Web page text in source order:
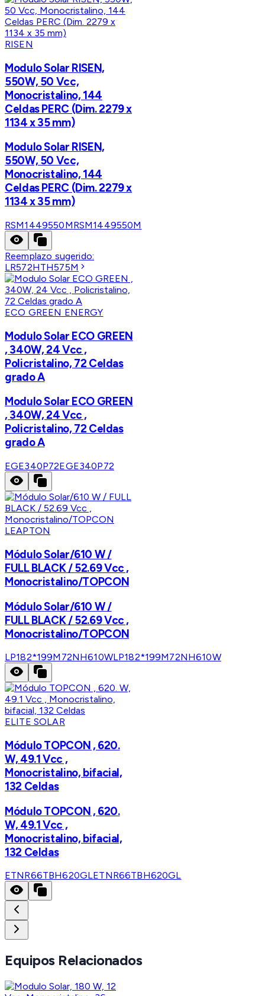
RISEN
Modulo Solar RISEN,
550W, 50 Vcc,
Monocristalino, 144
Celdas PERC (Dim. 2279 x
1134 x 35 mm)
Modulo Solar RISEN,
550W, 50 Vcc,
Monocristalino, 144
Celdas PERC (Dim. 2279 x
1134 x 35 mm)
RSM1449550MRSM1449550M
Reemplazo sugerido:
LR572HTH575M
ECO GREEN ENERGY
Modulo Solar ECO GREEN
, 340W, 24 Vcc ,
Policristalino, 72 Celdas
grado A
Modulo Solar ECO GREEN
, 340W, 24 Vcc ,
Policristalino, 72 Celdas
grado A
EGE340P72EGE340P72
LEAPTON
Módulo Solar/610 W /
FULL BLACK / 52.69 Vcc ,
Monocristalino/TOPCON
Módulo Solar/610 W /
FULL BLACK / 52.69 Vcc ,
Monocristalino/TOPCON
LP182*199M72NH610WLP182*199M72NH610W
ELITE SOLAR
Módulo TOPCON , 620.
W, 49.1 Vcc ,
Monocristalino, bifacial,
132 Celdas
Módulo TOPCON , 620.
W, 49.1 Vcc ,
Monocristalino, bifacial,
132 Celdas
ETNR66TBH620GLETNR66TBH620GL
Equipos Relacionados